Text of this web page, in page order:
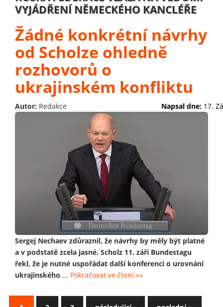
VYJÁDŘENÍ NĚMECKÉHO KANCLÉŘE
Žádné konkrétní návrhy
od Scholze ohledně
rozhovorů o
ukrajinském konfliktu
Autor: Redakce Napsal dne: 17.
Sergej Nechaev zdůraznil, že návrhy by měly být platné
a v podstatě zcela jasné. Scholz 11. září Bundestagu
řekl, že je nutné uspořádat další konferenci o urovnání
ukrajinského ... Pokračovat ve čtení »»